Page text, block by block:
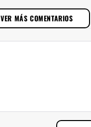
VER MÁS COMENTARIOS